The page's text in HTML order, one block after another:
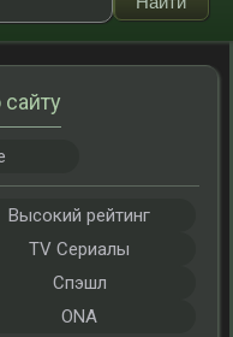
сайту
Высокий рейтинг
TV Сериалы
Спэшл
ONA